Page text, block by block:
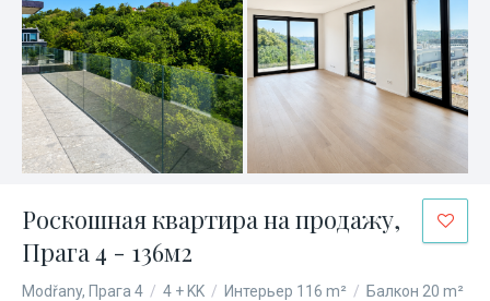
Роскошная квартира на продажу,
Прага 4 - 136м2
Modřany, Прага 4 / 4 + KK / Интерьер 116 m² / Балкон 20 m²